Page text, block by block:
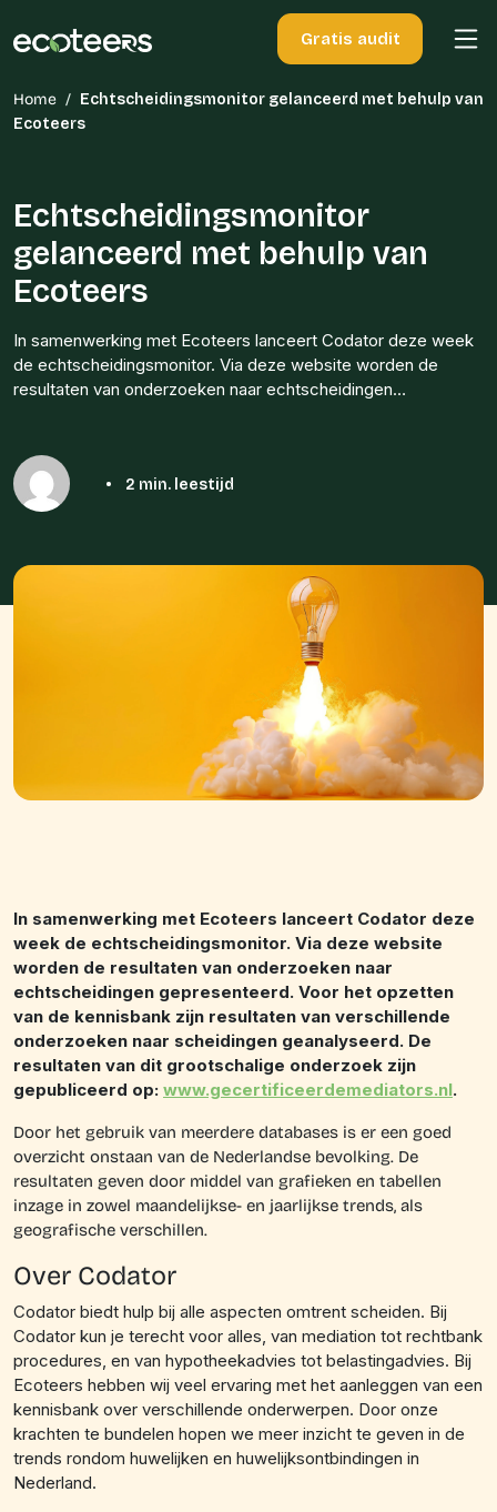
Gratis audit
Home / Echtscheidingsmonitor gelanceerd met behulp van
Ecoteers
Echtscheidingsmonitor
gelanceerd met behulp van
Ecoteers
In samenwerking met Ecoteers lanceert Codator deze week
de echtscheidingsmonitor. Via deze website worden de
resultaten van onderzoeken naar echtscheidingen…
• 2 min. leestijd
In samenwerking met Ecoteers lanceert Codator deze
week de echtscheidingsmonitor. Via deze website
worden de resultaten van onderzoeken naar
echtscheidingen gepresenteerd. Voor het opzetten
van de kennisbank zijn resultaten van verschillende
onderzoeken naar scheidingen geanalyseerd. De
resultaten van dit grootschalige onderzoek zijn
gepubliceerd op: www.gecertificeerdemediators.nl.
Door het gebruik van meerdere databases is er een goed
overzicht onstaan van de Nederlandse bevolking. De
resultaten geven door middel van grafieken en tabellen
inzage in zowel maandelijkse- en jaarlijkse trends, als
geografische verschillen.
Over Codator
Codator biedt hulp bij alle aspecten omtrent scheiden. Bij
Codator kun je terecht voor alles, van mediation tot rechtbank
procedures, en van hypotheekadvies tot belastingadvies. Bij
Ecoteers hebben wij veel ervaring met het aanleggen van een
kennisbank over verschillende onderwerpen. Door onze
krachten te bundelen hopen we meer inzicht te geven in de
trends rondom huwelijken en huwelijksontbindingen in
Nederland.